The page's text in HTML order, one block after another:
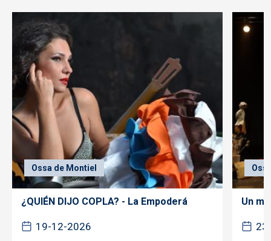
Ossa de Montiel
¿QUIÉN DIJO COPLA? - La Empoderá
19-12-2026
Un